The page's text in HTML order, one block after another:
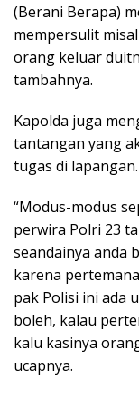
(Berani Berapa)
mempersulit
orang keluar
tambahnya.
Kapolda juga
tantangan yang
tugas di lapangan.
“Modus-modus
perwira Polri 23
seandainya anda
karena
pak Polisi ini ada
boleh, kalau
kalu kasinya
ucapnya.